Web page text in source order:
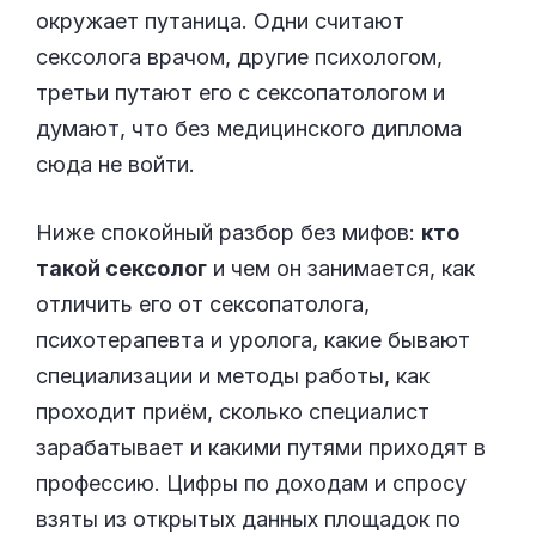
окружает путаница. Одни считают
сексолога врачом, другие психологом,
третьи путают его с сексопатологом и
думают, что без медицинского диплома
сюда не войти.
Ниже спокойный разбор без мифов: кто
такой сексолог и чем он занимается, как
отличить его от сексопатолога,
психотерапевта и уролога, какие бывают
специализации и методы работы, как
проходит приём, сколько специалист
зарабатывает и какими путями приходят в
профессию. Цифры по доходам и спросу
взяты из открытых данных площадок по